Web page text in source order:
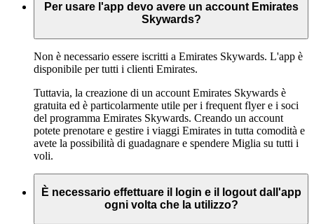
Per usare l'app devo avere un account Emirates
Skywards?
Non è necessario essere iscritti a Emirates Skywards. L'app è
disponibile per tutti i clienti Emirates.
Tuttavia, la creazione di un account Emirates Skywards è
gratuita ed è particolarmente utile per i frequent flyer e i soci
del programma Emirates Skywards. Creando un account
potete prenotare e gestire i viaggi Emirates in tutta comodità e
avete la possibilità di guadagnare e spendere Miglia su tutti i
voli.
È necessario effettuare il login e il logout dall'app
ogni volta che la utilizzo?